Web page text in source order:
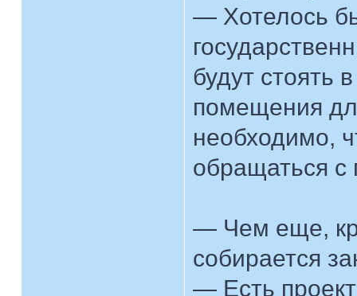
— Хотелось
будут стоять
помещения
необходимо,
обращаться с
— Чем еще,
собирается
— Есть